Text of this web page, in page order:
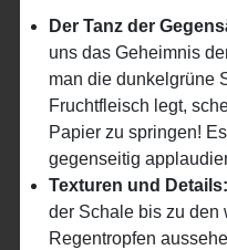
Der Tanz der
uns das Geheimnis
man die dunkelgrüne
Fruchtfleisch legt,
Papier zu springen!
gegenseitig
Texturen und Details:
der Schale bis zu den
Regentropfen